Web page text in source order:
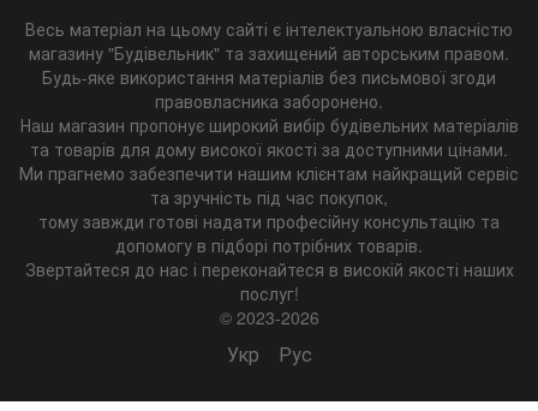
Весь матеріал на цьому сайті є інтелектуальною власністю
магазину "Будівельник" та захищений авторським правом.
Будь-яке використання матеріалів без письмової згоди
правовласника заборонено.
Наш магазин пропонує широкий вибір будівельних матеріалів
та товарів для дому високої якості за доступними цінами.
Ми прагнемо забезпечити нашим клієнтам найкращий сервіс
та зручність під час покупок,
тому завжди готові надати професійну консультацію та
допомогу в підборі потрібних товарів.
Звертайтеся до нас і переконайтеся в високій якості наших
послуг!
© 2023-2026
Укр Рус